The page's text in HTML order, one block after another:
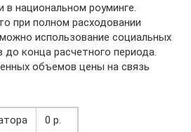
национальном роуминге.
при полном расходовании
использование социальных
конца расчетного периода.
объемов цены на связь
0 р.